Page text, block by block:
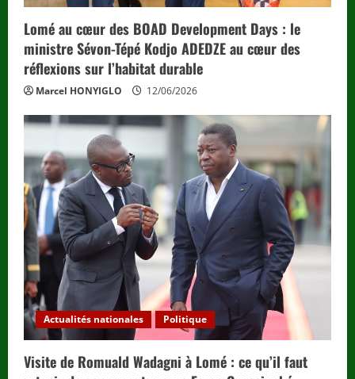
Lomé au cœur des BOAD Development Days : le
ministre Sévon-Tépé Kodjo ADEDZE au cœur des
réflexions sur l’habitat durable
Marcel HONYIGLO 12/06/2026
Actualités nationales Politique
Visite de Romuald Wadagni à Lomé : ce qu’il faut